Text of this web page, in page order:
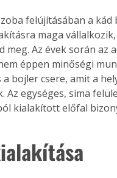
felújításában a kád
maga
meg. Az évek során az
éppen minőségi
a bojler csere, amit a
Az egységes, sima
kialakított előfal